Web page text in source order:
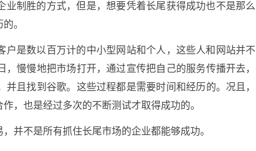
业制胜的方式，但是，想要凭着长尾获得成功也不是那么
。
户是数以百万计的中小型网站和个人，这些人和网站并不
慢慢地把市场打开，通过宣传把自己的服务传播开去，
且找到谷歌。这些过程都是需要时间和经历的。况且，
，也是经过多次的不断测试才取得成功的。
并不是所有抓住长尾市场的企业都能够成功。